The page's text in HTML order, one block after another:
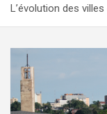
L’évolution des